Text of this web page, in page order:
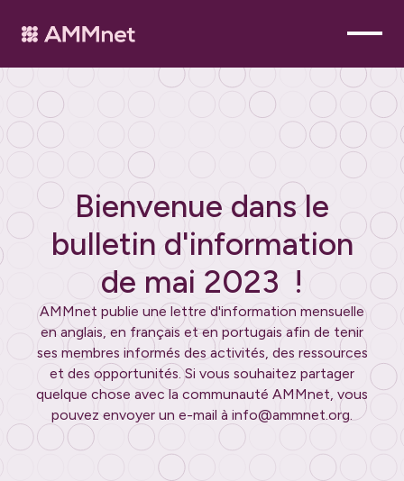
Bienvenue dans le
bulletin d'information
de mai 2023 !
AMMnet publie une lettre d'information mensuelle
en anglais, en français et en portugais afin de tenir
ses membres informés des activités, des ressources
et des opportunités. Si vous souhaitez partager
quelque chose avec la communauté AMMnet, vous
pouvez envoyer un e-mail à info@ammnet.org.